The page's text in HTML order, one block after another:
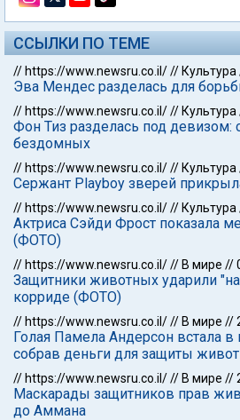
ССЫЛКИ ПО ТЕМЕ
// https://www.newsru.co.il/// Культура
Эва Мендес разделась для
// https://www.newsru.co.il/// Культура
Фон Тиз разделась под девизом:
бездомных
// https://www.newsru.co.il/// Культура
Сержант Playboy зверей
// https://www.newsru.co.il/// Культура
Актриса Сэйди Фрост показала
(ФОТО)
// https://www.newsru.co.il/// В мире //
Защитники животных ударили
корриде (ФОТО)
// https://www.newsru.co.il/// В мире //
Голая Памела Андерсон встала в
собрав деньги для защиты
// https://www.newsru.co.il/// В мире //
Маскарады защитников прав
до Аммана